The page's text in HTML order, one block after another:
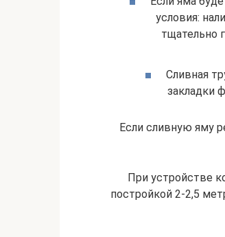
условия:
тщательно
Сливная
закладки
Если сливную яму
При устройстве
постройкой 2-2,5